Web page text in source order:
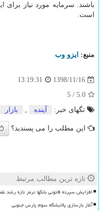
است.
منبع: ایزو وب
1398/11/16
13:19:31
5.0
/
5
تگهای خبر:
آینده , بازار
این مطلب را می پسندید؟
تازه ترین مطالب مرتبط
افزایش سپرده قانونی بانکها ترمز تازه رشد
آغاز بازسازی پالایشگاه سوم پارس جنوبی